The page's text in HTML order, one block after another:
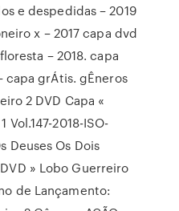
e despedidas – 2019
x – 2017 capa dvd
– 2018. capa
capa grÁtis. gÊneros
2 DVD Capa «
Vol.147-2018-ISO-
Deuses Os Dois
» Lobo Guerreiro
de Lançamento: